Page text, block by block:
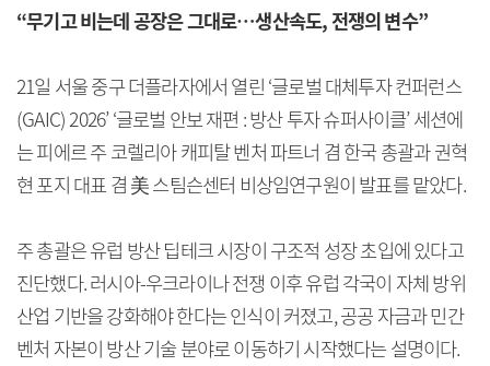
“무기고 비는데 공장은 그대로…생산속도, 전쟁의 변수”
21일 서울 중구 더플라자에서 열린 ‘글로벌 대체투자 컨퍼런스
(GAIC) 2026’ ‘글로벌 안보 재편 : 방산 투자 슈퍼사이클’ 세션에
는 피에르 주 코렐리아 캐피탈 벤처 파트너 겸 한국 총괄과 권혁
현 포지 대표 겸 美 스팀슨센터 비상임연구원이 발표를 맡았다.
주 총괄은 유럽 방산 딥테크 시장이 구조적 성장 초입에 있다고
진단했다. 러시아-우크라이나 전쟁 이후 유럽 각국이 자체 방위
산업 기반을 강화해야 한다는 인식이 커졌고, 공공 자금과 민간
벤처 자본이 방산 기술 분야로 이동하기 시작했다는 설명이다.